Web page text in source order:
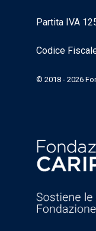
Partita IVA
Codice
© 2018 - 2026